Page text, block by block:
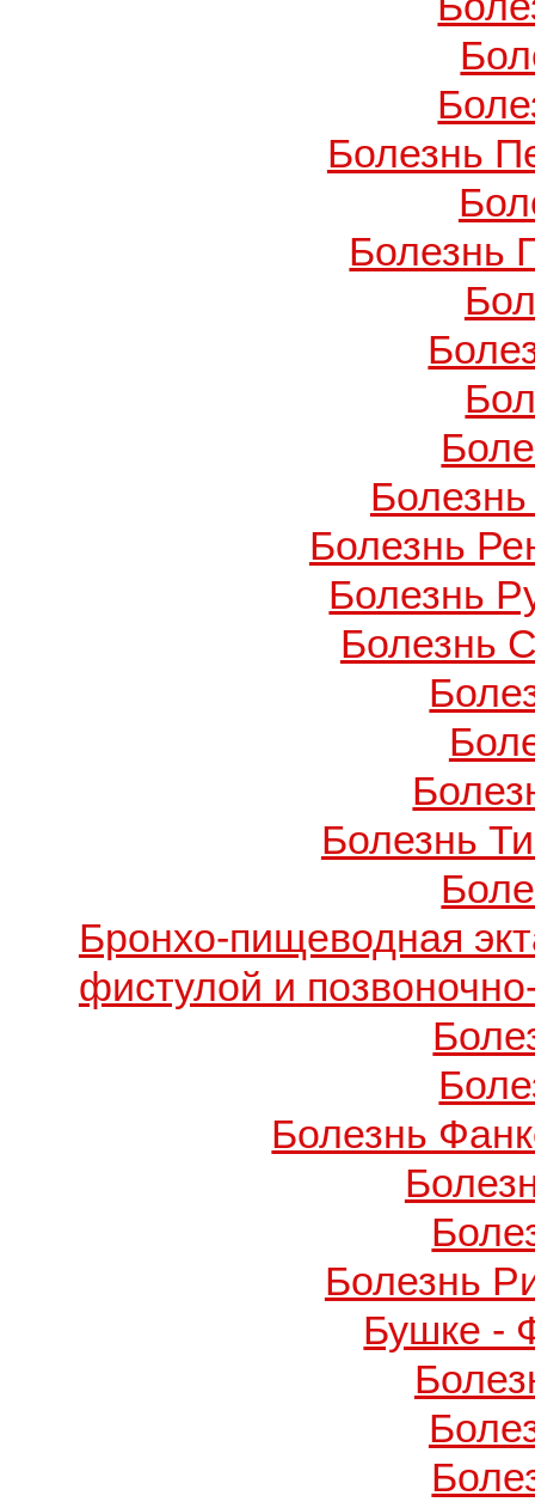
Болезнь
Болезнь
Болезнь
Болезнь
Болезнь
Болезнь
Бронхо-пищеводная
фистулой и
Болезнь
Болезнь
Бушке -